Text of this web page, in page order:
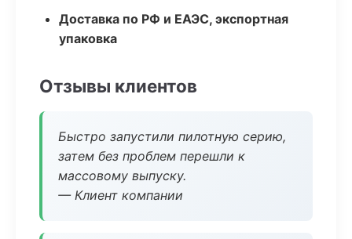
Доставка по РФ и ЕАЭС, экспортная
упаковка
Отзывы клиентов
Быстро запустили пилотную серию,
затем без проблем перешли к
массовому выпуску.
— Клиент компании